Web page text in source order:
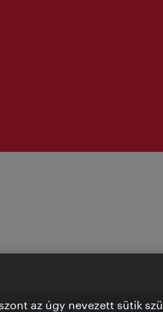
az úgy nevezett sütik